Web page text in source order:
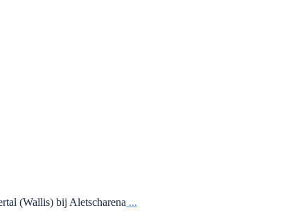
(Wallis) bij Aletscharena ...